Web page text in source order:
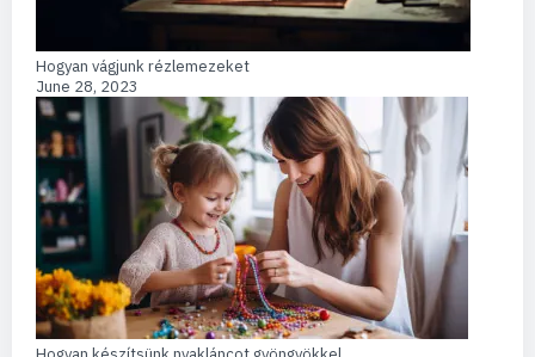
Hogyan vágjunk rézlemezeket
June 28, 2023